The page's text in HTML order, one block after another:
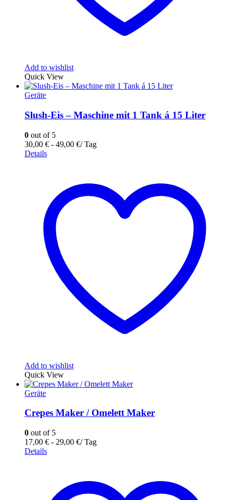
Add to wishlist
Quick View
Geräte
Slush-Eis – Maschine mit 1 Tank á 15 Liter
0 out of 5
30,00 € - 49,00 €/ Tag
Details
Add to wishlist
Quick View
Geräte
Crepes Maker / Omelett Maker
0 out of 5
17,00 € - 29,00 €/ Tag
Details